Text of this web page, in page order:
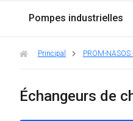
Pompes industrielles
Principal PROM-NASOS
Échangeurs de